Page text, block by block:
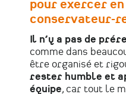
pour exercer
conservateur-
Il n’y a pas de
comme dans
être organisé et
rester humble et
équipe, car tout le